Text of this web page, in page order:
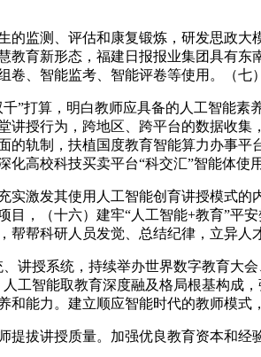
监测、评估和康复锻炼，研发思政大
教育新形态，福建日报报业集团具有
卷、智能监考、智能评卷等使用。（
打算，明白教师应具备的人工智能素
讲授行为，跨地区、跨平台的数据收
的轨制，扶植国度教育智能算力办事
高校科技买卖平台“科交汇”智能体使
激发其使用人工智能创育讲授模式的
，（十六）建牢“人工智能+教育”平
帮科研人员发觉、总结纪律，立异人
授系统，持续举办世界数字教育大
工智能取教育深度融及格局根基构成
和能力。建立顺应智能时代的教师模
讲授质量。加强优良教育资本和经